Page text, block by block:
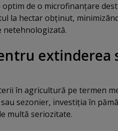
de o microfinanţare
la hectar obţinut,
netehnologizată.
extinderea
în agricultură pe termen
sezonier, investiţia în
multă seriozitate.